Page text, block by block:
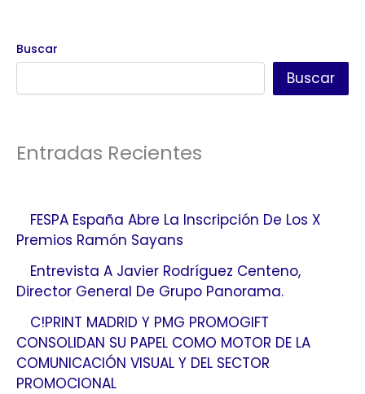
Buscar
Buscar
Entradas Recientes
FESPA España Abre La Inscripción De Los X
Premios Ramón Sayans
Entrevista A Javier Rodríguez Centeno,
Director General De Grupo Panorama.
C!PRINT MADRID Y PMG PROMOGIFT
CONSOLIDAN SU PAPEL COMO MOTOR DE LA
COMUNICACIÓN VISUAL Y DEL SECTOR
PROMOCIONAL